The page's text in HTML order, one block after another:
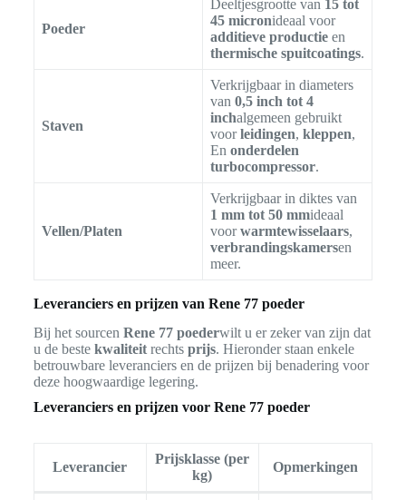
Poeder
Deeltjesgrootte van 15 tot
45 micronideaal voor
additieve productieen
thermische spuitcoatings.
Staven
Verkrijgbaar in diameters
van 0,5 inch tot 4
inchalgemeen gebruikt
voorleidingen, kleppen,
En onderdelen
turbocompressor.
Vellen/Platen
Verkrijgbaar in diktes van
1 mm tot 50 mmideaal
voorwarmtewisselaars,
verbrandingskamersen
meer.
Leveranciers en prijzen van Rene 77 poeder
Bij het sourcen Rene 77 poederwilt u er zeker van zijn dat
u de beste kwaliteitrechts prijs. Hieronder staan enkele
betrouwbare leveranciers en de prijzen bij benadering voor
deze hoogwaardige legering.
Leveranciers en prijzen voor Rene 77 poeder
Leverancier
Prijsklasse (per
kg)
Opmerkingen